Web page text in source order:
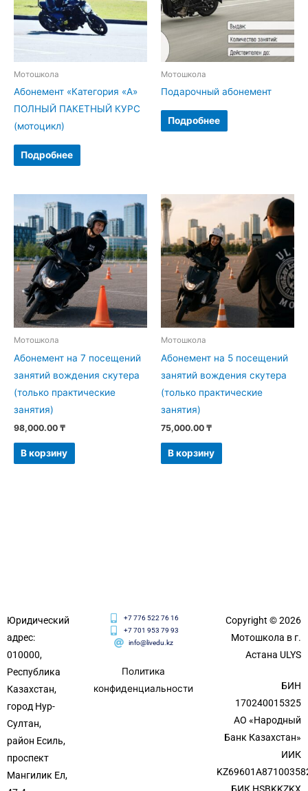
Мотошкола
Абонемент «Категория «А»
ПОЛНЫЙ ПАКЕТНЫЙ КУРС
(мотоцикл)
Подробнее
Мотошкола
Подарочный абонемент
Подробнее
Мотошкола
Абонемент на 7 посещений
занятий вождения скутера
(только практические
занятия)
98,000.00 ₸
В корзину
Мотошкола
Абонемент на 5 посещений
занятий вождения скутера
(только практические
занятия)
75,000.00 ₸
В корзину
Юридический
адрес:
010000,
Республика
Казахстан,
город Нур-
Султан,
район Есиль,
проспект
Мангилик Ел,
+7 776 522 76 16
+7 701 953 79 93
info@livedu.kz
Политика
конфиденциальности
Copyright © 2026
Мотошкола в г.
Астана ULYS
БИН
170240015325
АО «Народный
Банк Казахстан»
ИИК
БИК HSBKKZKX